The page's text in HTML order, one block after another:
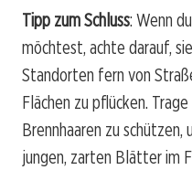
Tipp zum Schluss: Wenn
möchtest, achte darauf,
Standorten fern von
Flächen zu pflücken.
Brennhaaren zu
jungen, zarten Blätter im